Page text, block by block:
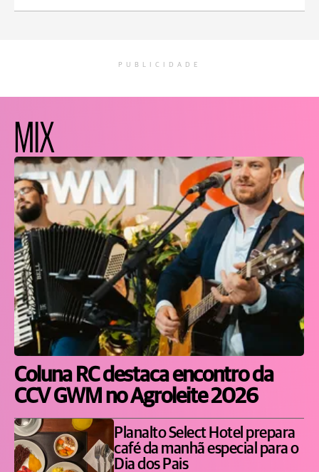
PUBLICIDADE
MIX
Coluna RC destaca encontro da
CCV GWM no Agroleite 2026
Planalto Select Hotel prepara
café da manhã especial para o
Dia dos Pais